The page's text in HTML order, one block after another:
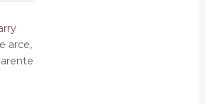
arce,